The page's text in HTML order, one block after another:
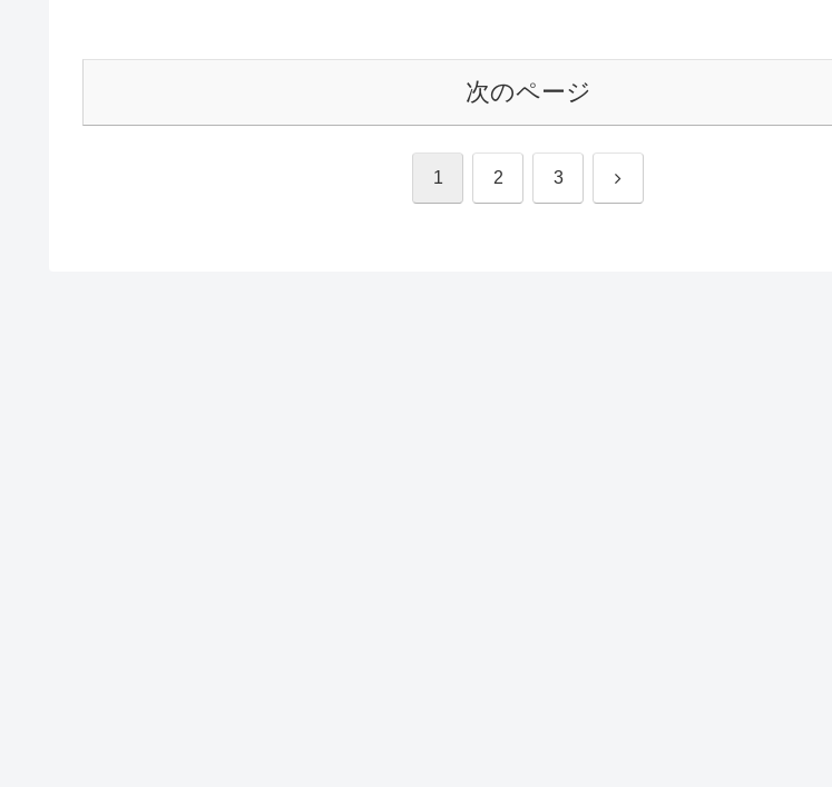
次のページ
1 2 3 次